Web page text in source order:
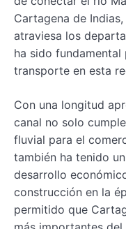
Cartagena de
atraviesa los
ha sido
transporte en esta
Con una longitud
canal no solo
fluvial para el
también ha tenido
desarrollo
construcción en la
permitido que